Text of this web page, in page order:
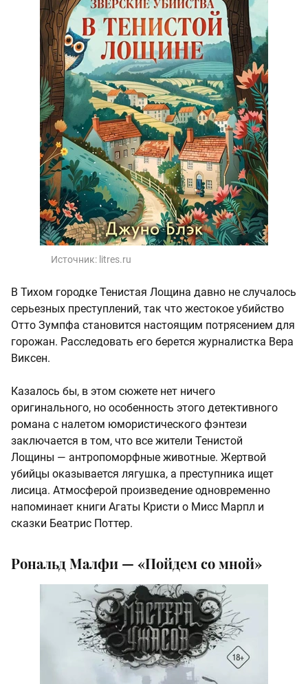
Источник: litres.ru
В Тихом городке Тенистая Лощина давно не случалось
серьезных преступлений, так что жестокое убийство
Отто Зумпфа становится настоящим потрясением для
горожан. Расследовать его берется журналистка Вера
Виксен.
Казалось бы, в этом сюжете нет ничего
оригинального, но особенность этого детективного
романа с налетом юмористического фэнтези
заключается в том, что все жители Тенистой
Лощины — антропоморфные животные. Жертвой
убийцы оказывается лягушка, а преступника ищет
лисица. Атмосферой произведение одновременно
напоминает книги Агаты Кристи о Мисс Марпл и
сказки Беатрис Поттер.
Рональд Малфи — «Пойдем со мной»